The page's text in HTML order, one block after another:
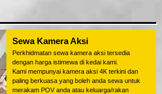
Sewa Kamera Aksi
Perkhidmatan sewa kamera aksi tersedia
dengan harga istimewa di kedai kami.
Kami mempunyai kamera aksi 4K terkini dan
paling berkuasa yang boleh anda sewa untuk
merakam POV anda atau keluarga/rakan